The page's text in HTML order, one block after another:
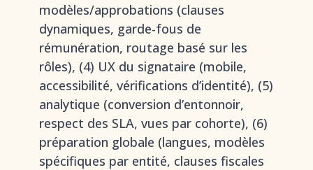
modèles/approbations (clauses
dynamiques, garde-fous de
rémunération, routage basé sur les
rôles), (4) UX du signataire (mobile,
accessibilité, vérifications d’identité), (5)
analytique (conversion d’entonnoir,
respect des SLA, vues par cohorte), (6)
préparation globale (langues, modèles
spécifiques par entité, clauses fiscales